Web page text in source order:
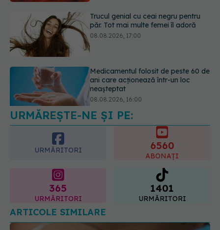
Medicamentul folosit de peste 60 de
ani care acționează într-un loc
neașteptat
Transpirații nocturne: semnul ignorat
care poate ascunde probleme
serioase de sănătate
08.08.2026, 20:00
URMĂREȘTE-NE ȘI PE:
URMĂRITORI 6560
ABONAȚI
365
URMĂRITORI
1401
URMĂRITORI
ARTICOLE SIMILARE